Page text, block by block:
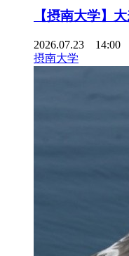
【摂南大学】
2026.07.23 14:00
摂南大学